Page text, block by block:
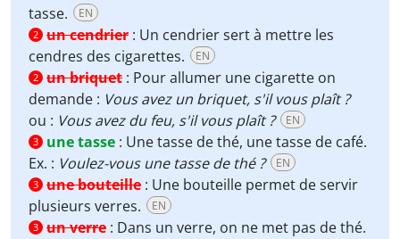
tasse.
EN
2 un cendrier : Un cendrier sert à mettre les
cendres des cigarettes.
EN
2 un briquet : Pour allumer une cigarette on
demande : Vous avez un briquet, s'il vous plaît ?
ou : Vous avez du feu, s'il vous plaît ? EN
3 une tasse : Une tasse de thé, une tasse de café.
Ex. : Voulez-vous une tasse de thé ? EN
3 une bouteille : Une bouteille permet de servir
plusieurs verres.
EN
3 un verre : Dans un verre, on ne met pas de thé.